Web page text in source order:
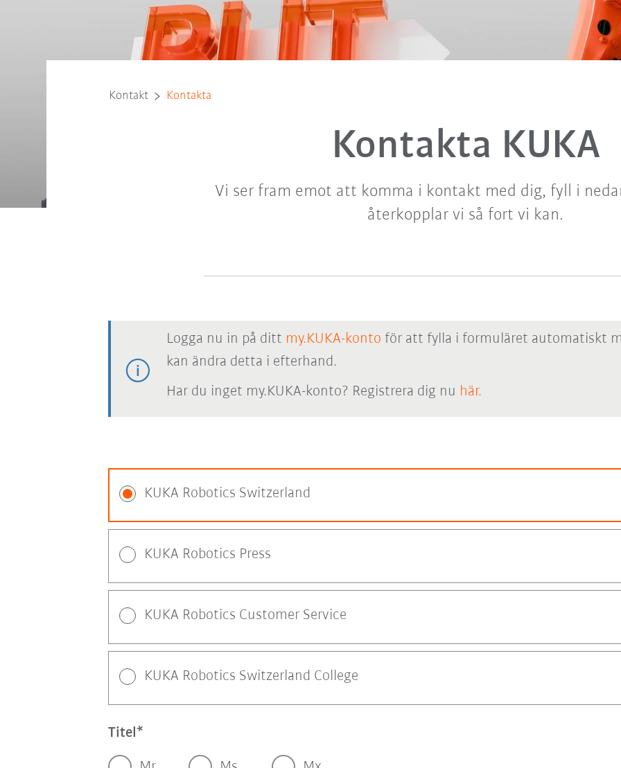
Kontakt Kontakta
Kontakta KUKA
Vi ser fram emot att komma i kontakt med dig, fyll i
återkopplar vi så fort vi kan.
Logga nu in på ditt my.KUKA-konto för att fylla i formuläret automatiskt
kan ändra detta i efterhand.
Har du inget my.KUKA-konto? Registrera dig nu här.
KUKA Robotics Switzerland
KUKA Robotics Press
KUKA Robotics Customer Service
KUKA Robotics Switzerland College
Titel